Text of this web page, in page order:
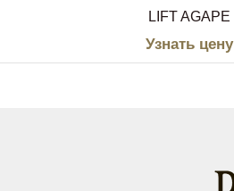
LIFT AGAPE
Узнать цену